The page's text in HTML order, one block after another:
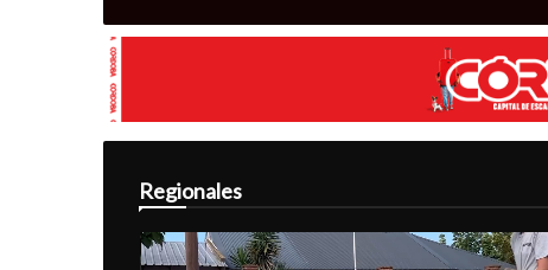
Regionales